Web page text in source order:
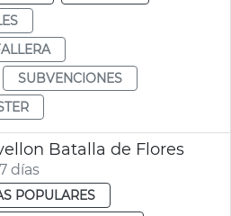
SUBVENCIONES
Batalla de Flores
días
POPULARES